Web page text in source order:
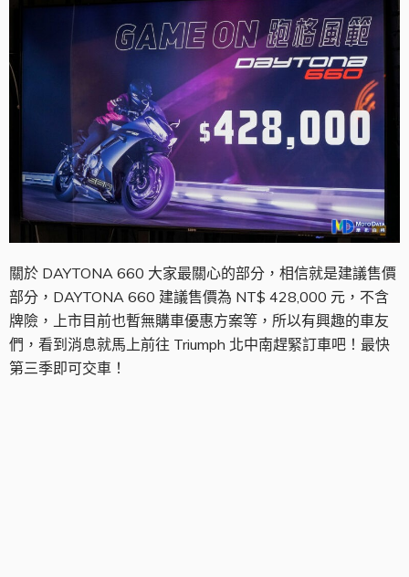
關於 DAYTONA 660 大家最關心的部分，相信就是建議售價
部分，DAYTONA 660 建議售價為 NT$ 428,000 元，不含
牌險，上市目前也暫無購車優惠方案等，所以有興趣的車友
們，看到消息就馬上前往 Triumph 北中南趕緊訂車吧！最快
第三季即可交車！